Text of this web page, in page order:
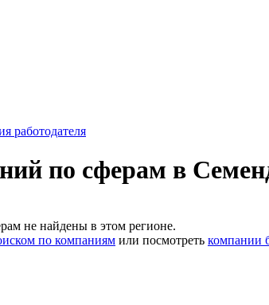
работодателя
по сферам в
не найдены в этом регионе.
по компаниям или посмотреть компании